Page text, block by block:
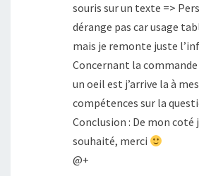
souris sur un texte =>
dérange pas car usage
mais je remonte juste
Concernant la commande
un oeil est j’arrive la à
compétences sur la
Conclusion : De mon coté
souhaité, merci
@+